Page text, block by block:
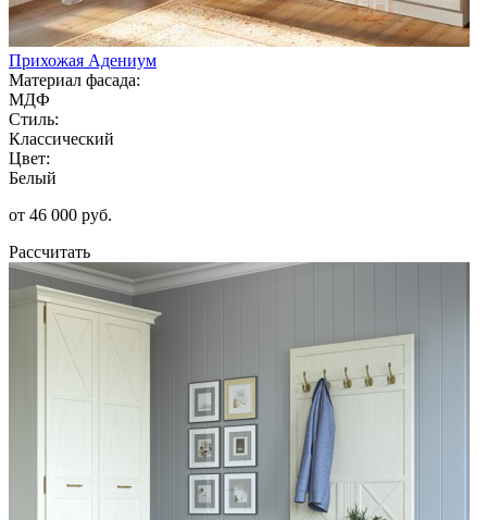
Прихожая Адениум
Материал фасада:
МДФ
Стиль:
Классический
Цвет:
Белый
от 46 000 руб.
Рассчитать